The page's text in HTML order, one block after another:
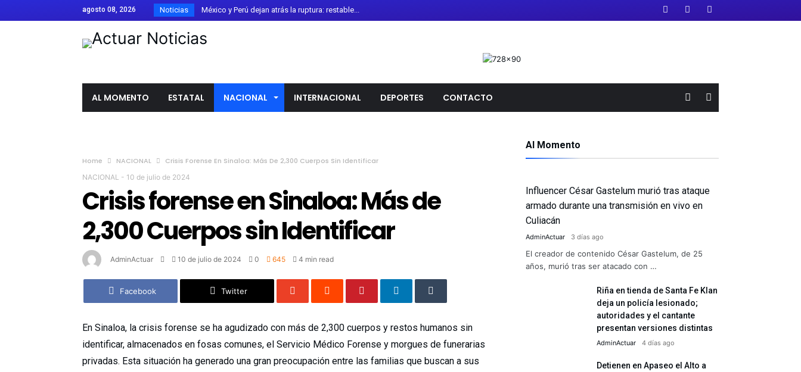
agosto 08, 2026 Noticias México y Perú dejan atrás la ruptura: restable...
Guanajuato firma el calendario escolar 2026-20...
El Festival de Órgano Antiguo de Guanajuato ce...
FIFA respalda a Gianni Infantino pese a crític...
Libia Dennise asume la presidencia de la Asoci...
AL MOMENTO ESTATAL NACIONAL INTERNACIONAL DEPORTES CONTACTO
Home NACIONAL Crisis Forense En Sinaloa: Más De 2,300 Cuerpos Sin Identificar
NACIONAL - 10 de julio de 2024
Crisis forense en Sinaloa: Más de
2,300 Cuerpos sin Identificar
AdminActuar 10 de julio de 2024 0 645 4 min read
Facebook Twitter
En Sinaloa, la crisis forense se ha agudizado con más de 2,300 cuerpos y restos humanos sin
identificar, almacenados en fosas comunes, el Servicio Médico Forense y morgues de funerarias
privadas. Esta situación ha generado una gran preocupación entre las familias que buscan a sus
Al Momento
Influencer César Gastelum murió tras ataque
armado durante una transmisión en vivo en
Culiacán
AdminActuar 3 días ago
El creador de contenido César Gastelum, de 25
años, murió tras ser atacado con …
Riña en tienda de Santa Fe Klan
deja un policía lesionado;
autoridades y el cantante
presentan versiones distintas
AdminActuar 4 días ago
Detienen en Apaseo el Alto a